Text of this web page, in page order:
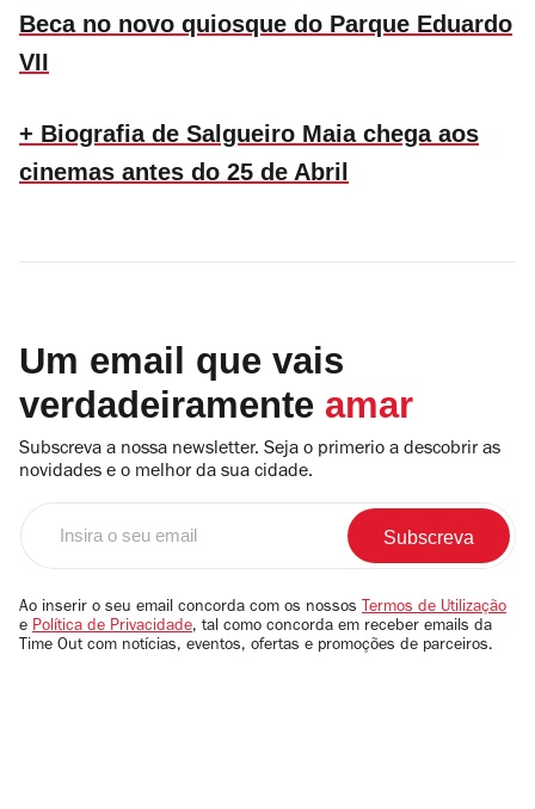
Beca no novo quiosque do Parque Eduardo
VII
+ Biografia de Salgueiro Maia chega aos
cinemas antes do 25 de Abril
Um email que vais
verdadeiramente amar
Subscreva a nossa newsletter. Seja o primerio a descobrir as
novidades e o melhor da sua cidade.
email
Ao inserir o seu email concorda com os nossos Termos de Utilização
e Política de Privacidade, tal como concorda em receber emails da
Time Out com notícias, eventos, ofertas e promoções de parceiros.